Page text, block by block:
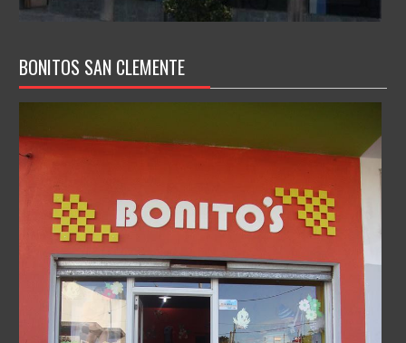
BONITOS SAN CLEMENTE